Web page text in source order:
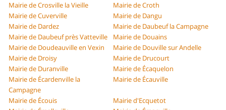
Mairie de Crosville la Vieille
Mairie de Croth
Mairie de Cuverville
Mairie de Dangu
Mairie de Dardez
Mairie de Daubeuf la Campagne
Mairie de Daubeuf près Vatteville
Mairie de Douains
Mairie de Doudeauville en Vexin
Mairie de Douville sur Andelle
Mairie de Droisy
Mairie de Drucourt
Mairie de Duranville
Mairie de Écaquelon
Mairie de Écardenville la
Campagne
Mairie de Écauville
Mairie de Écouis
Mairie d'Ecquetot